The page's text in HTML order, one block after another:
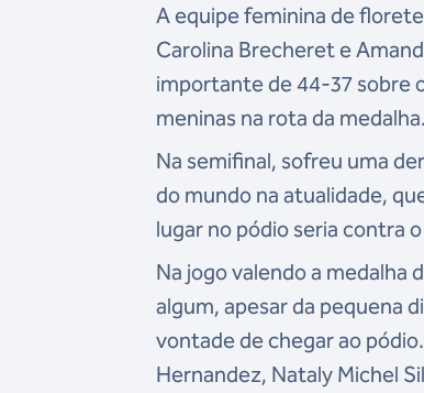
A equipe feminina de
Carolina Brecheret e
importante de 44-37 sobre
meninas na rota da medalha.
Na semifinal, sofreu uma
do mundo na atualidade,
lugar no pódio seria contra
Na jogo valendo a medalha
algum, apesar da pequena
vontade de chegar ao
Hernandez, Nataly Michel